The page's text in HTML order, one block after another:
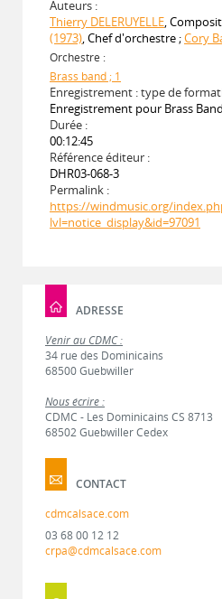
Auteurs :
Thierry DELERUYELLE,
(1973), Chef d'orchestre ;Cory
Orchestre :
Brass band ; 1
Enregistrement : type de
Enregistrement pour Brass Band
Durée :
00:12:45
Référence éditeur :
DHR03-068-3
Permalink :
https://windmusic.org/
lvl=notice_display&id=97091
ADRESSE
Venir au CDMC :
34 rue des Dominicains
68500 Guebwiller
Nous écrire :
CDMC - Les Dominicains CS 8713
68502 Guebwiller Cedex
CONTACT
cdmcalsace.com
03 68 00 12 12
crpa@cdmcalsace.com